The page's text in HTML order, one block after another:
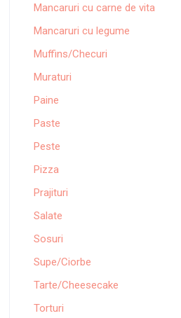
Mancaruri cu carne de vita
Mancaruri cu legume
Muffins/Checuri
Muraturi
Paine
Paste
Peste
Pizza
Prajituri
Salate
Sosuri
Supe/Ciorbe
Tarte/Cheesecake
Torturi